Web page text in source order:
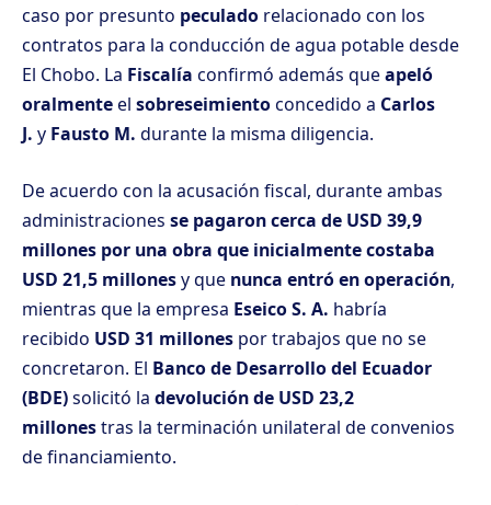
caso por presunto peculado relacionado con los
contratos para la conducción de agua potable desde
El Chobo. La Fiscalía confirmó además queapeló
oralmenteel sobreseimientoconcedido a Carlos
J. y Fausto M. durante la misma diligencia.
De acuerdo con la acusación fiscal, durante ambas
administraciones se pagaron cerca de USD 39,9
millones por una obra que inicialmente costaba
USD 21,5 millonesy que nunca entró en operación,
mientras que la empresa Eseico S. A. habría
recibido USD 31 millones por trabajos que no se
concretaron. El Banco de Desarrollo del Ecuador
(BDE)solicitó la devolución de USD 23,2
millonestras la terminación unilateral de convenios
de financiamiento.